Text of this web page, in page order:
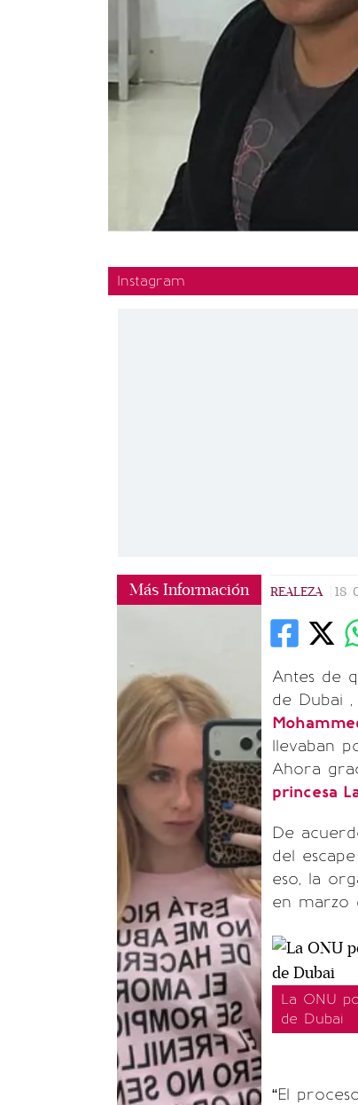
Instagram
Más Información REALEZA 18/
Antes de
de Dubai
llevaban
Ahora
princesa
De
del
eso, la
en marzo
La ONU
de Dubai
“El